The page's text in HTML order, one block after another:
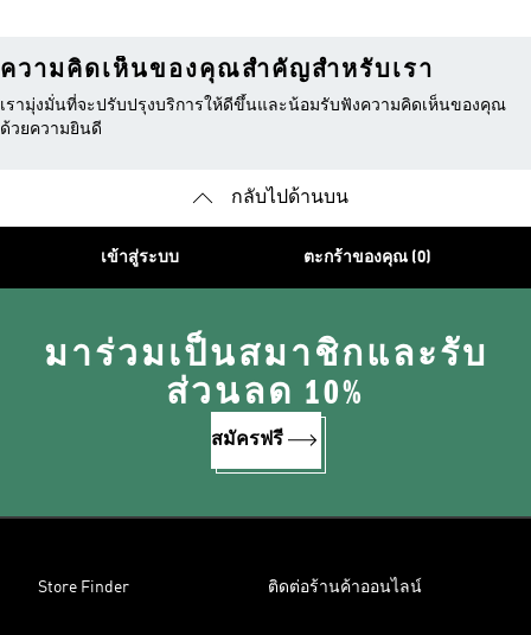
ความคิดเห็นของคุณสำคัญสำหรับเรา
เรามุ่งมั่นที่จะปรับปรุงบริการให้ดีขึ้นและน้อมรับฟังความคิดเห็นของคุณ
ด้วยความยินดี
กลับไปด้านบน
เข้าสู่ระบบ ตะกร้าของคุณ (0)
มาร่วมเป็นสมาชิกและรับ
ส่วนลด 10%
สมัครฟรี
Store Finder ติดต่อร้านค้าออนไลน์